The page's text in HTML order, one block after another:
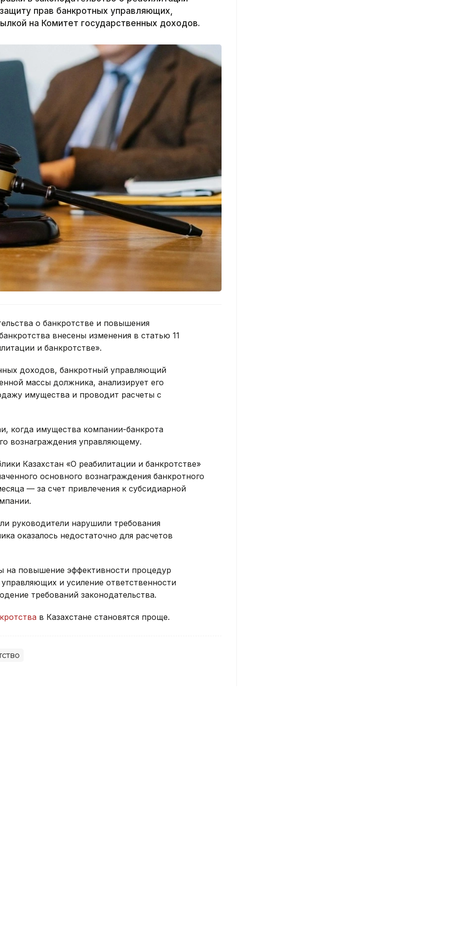
прав банкротных управляющих,
на Комитет государственных доходов.
о банкротстве и повышения
внесены изменения в статью 11
и банкротстве».
доходов, банкротный управляющий
массы должника, анализирует его
имущества и проводит расчеты с
когда имущества компании-банкрота
вознаграждения управляющему.
Казахстан «О реабилитации и банкротстве»
основного вознаграждения банкротного
— за счет привлечения к субсидиарной
руководители нарушили требования
оказалось недостаточно для расчетов
повышение эффективности процедур
и усиление ответственности
требований законодательства.
в Казахстане становятся проще.